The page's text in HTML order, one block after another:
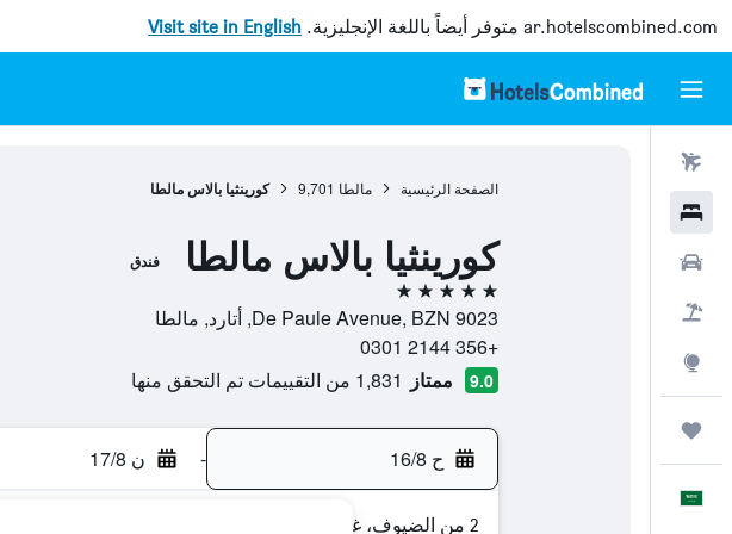
ar.hotelscombined.com متوفر أيضاً باللغة الإنجليزية. Visit site in English
الصفحة الرئيسية مالطا 9,701 كورينثيا بالاس مالطا
كورينثيا بالاس مالطا فندق
5 نجوم
De Paule Avenue, BZN 9023, أتارد, مالطا
+356 2144 0301
9.0 ممتاز 1,831 من التقييمات تم التحقق منها
ح 16/8 - ن 17/8
2 من الضيوف، غرفة واحدة